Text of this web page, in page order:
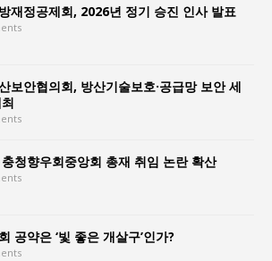
재정공제회, 2026년 정기 승진 인사 발표
보안협의회, 방산기술보호·공급망 보안 세
청향우회중앙회 총재 취임 논란 확산
공약은 ‘빛 좋은 개살구’인가?